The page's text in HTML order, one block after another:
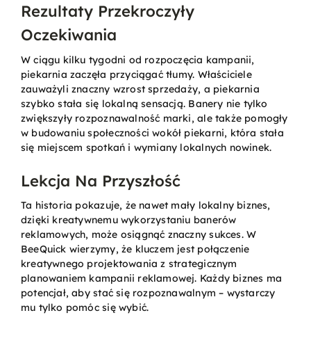
Rezultaty Przekroczyły
Oczekiwania
W ciągu kilku tygodni od rozpoczęcia kampanii,
piekarnia zaczęła przyciągać tłumy. Właściciele
zauważyli znaczny wzrost sprzedaży, a piekarnia
szybko stała się lokalną sensacją. Banery nie tylko
zwiększyły rozpoznawalność marki, ale także pomogły
w budowaniu społeczności wokół piekarni, która stała
się miejscem spotkań i wymiany lokalnych nowinek.
Lekcja Na Przyszłość
Ta historia pokazuje, że nawet mały lokalny biznes,
dzięki kreatywnemu wykorzystaniu banerów
reklamowych, może osiągnąć znaczny sukces. W
BeeQuick wierzymy, że kluczem jest połączenie
kreatywnego projektowania z strategicznym
planowaniem kampanii reklamowej. Każdy biznes ma
potencjał, aby stać się rozpoznawalnym – wystarczy
mu tylko pomóc się wybić.